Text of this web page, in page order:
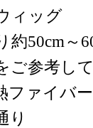
ィッグ
約50cm～
ご参考し
ファイバ
り